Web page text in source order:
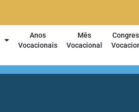
Anos
Vocacionais
Mês
Vocacional